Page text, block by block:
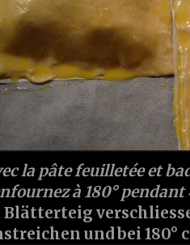
la pâte feuilletée et
à 180°
und bei 180°